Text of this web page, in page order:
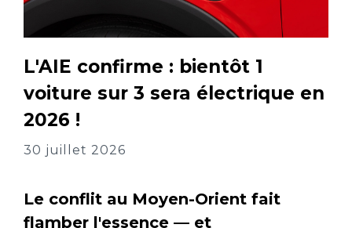
L'AIE confirme : bientôt 1
voiture sur 3 sera électrique en
2026 !
30 juillet 2026
Le conflit au Moyen-Orient fait
flamber l'essence — et